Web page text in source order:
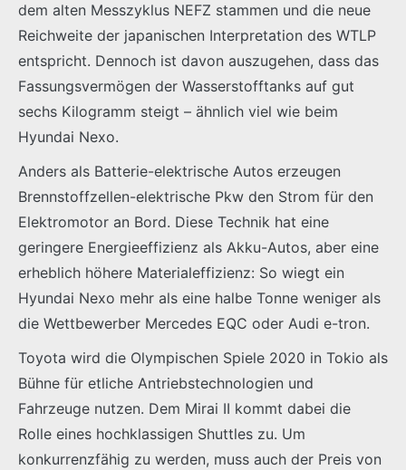
dem alten Messzyklus NEFZ stammen und die neue
Reichweite der japanischen Interpretation des WTLP
entspricht. Dennoch ist davon auszugehen, dass das
Fassungsvermögen der Wasserstofftanks auf gut
sechs Kilogramm steigt – ähnlich viel wie beim
Hyundai Nexo.
Anders als Batterie-elektrische Autos erzeugen
Brennstoffzellen-elektrische Pkw den Strom für den
Elektromotor an Bord. Diese Technik hat eine
geringere Energieeffizienz als Akku-Autos, aber eine
erheblich höhere Materialeffizienz: So wiegt ein
Hyundai Nexo mehr als eine halbe Tonne weniger als
die Wettbewerber Mercedes EQC oder Audi e-tron.
Toyota wird die Olympischen Spiele 2020 in Tokio als
Bühne für etliche Antriebstechnologien und
Fahrzeuge nutzen. Dem Mirai II kommt dabei die
Rolle eines hochklassigen Shuttles zu. Um
konkurrenzfähig zu werden, muss auch der Preis von